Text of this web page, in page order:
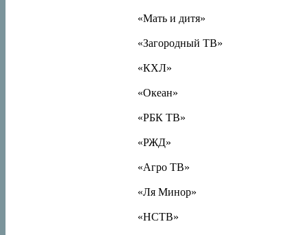
«Мать и дитя»
«Загородный ТВ»
«КХЛ»
«Океан»
«РБК ТВ»
«РЖД»
«Агро ТВ»
«Ля Минор»
«НСТВ»